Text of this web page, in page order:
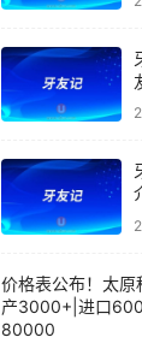
价格表公布！太原
产3000+|进口
80000